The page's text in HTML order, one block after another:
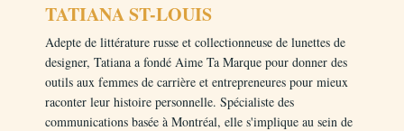
TATIANA ST-LOUIS
Adepte de littérature russe et collectionneuse de lunettes de
designer, Tatiana a fondé Aime Ta Marque pour donner des
outils aux femmes de carrière et entrepreneures pour mieux
raconter leur histoire personnelle. Spécialiste des
communications basée à Montréal, elle s'implique au sein de